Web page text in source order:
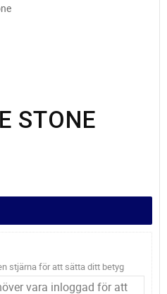
STONE
stjärna för att sätta ditt betyg